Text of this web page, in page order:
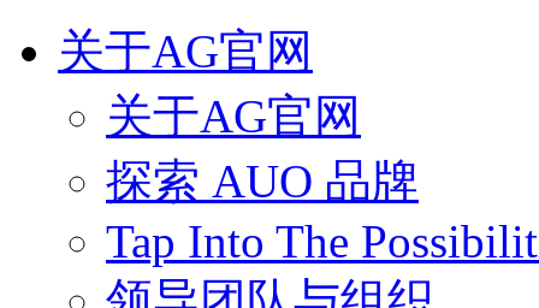
关于AG官网
关于AG官网
探索 AUO 品牌
Tap Into The